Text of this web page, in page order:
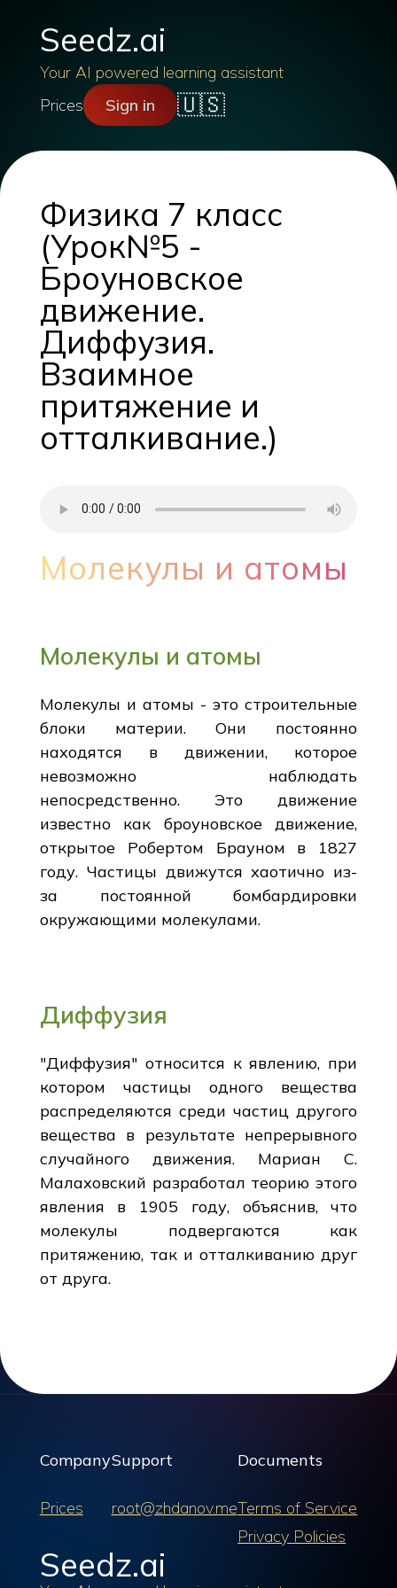
Seedz.ai
Your AI powered learning assistant
Prices
Sign in 🇺🇸
Физика 7 класс
(Урок№5 -
Броуновское
движение.
Диффузия.
Взаимное
притяжение и
отталкивание.)
Молекулы и атомы
Молекулы и атомы
Молекулы и атомы - это строительные
блоки материи. Они постоянно
находятся в движении, которое
невозможно наблюдать
непосредственно. Это движение
известно как броуновское движение,
открытое Робертом Брауном в 1827
году. Частицы движутся хаотично из-
за постоянной бомбардировки
окружающими молекулами.
Диффузия
"Диффузия" относится к явлению, при
котором частицы одного вещества
распределяются среди частиц другого
вещества в результате непрерывного
случайного движения. Мариан С.
Малаховский разработал теорию этого
явления в 1905 году, объяснив, что
молекулы подвергаются как
притяжению, так и отталкиванию друг
от друга.
Company
Prices
Support
root@zhdanov.me
Documents
Terms of Service
Privacy Policies
Seedz.ai